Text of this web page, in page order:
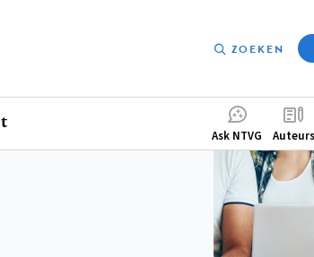
ZOEKEN
menu
Ask NTVG Auteurs